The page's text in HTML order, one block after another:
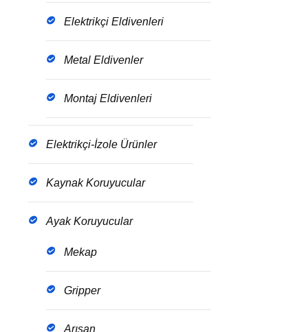
Elektrikçi Eldivenleri
Metal Eldivenler
Montaj Eldivenleri
Elektrikçi-İzole Ürünler
Kaynak Koruyucular
Ayak Koruyucular
Mekap
Gripper
Arısan